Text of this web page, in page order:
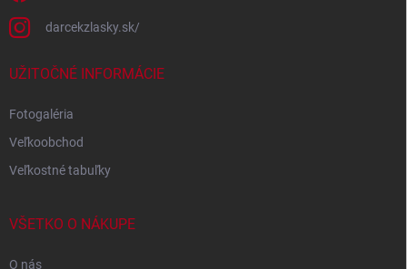
darcekzlasky.sk/
UŽITOČNÉ INFORMÁCIE
Fotogaléria
Veľkoobchod
Veľkostné tabuľky
VŠETKO O NÁKUPE
O nás